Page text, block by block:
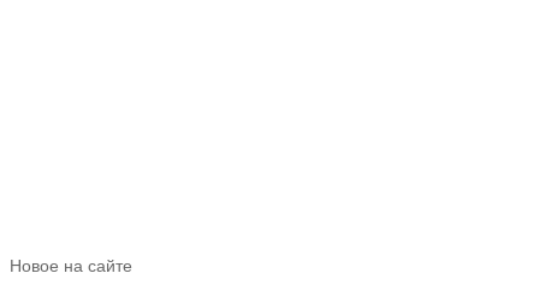
Новое на сайте